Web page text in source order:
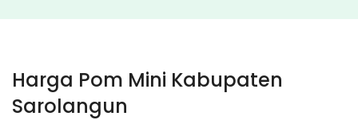
Harga Pom Mini Kabupaten
Sarolangun